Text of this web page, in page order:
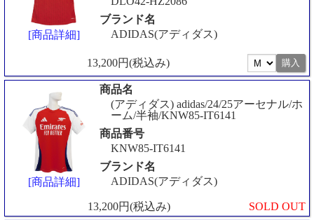
[商品詳細]
ブランド名
ADIDAS(アディダス)
13,200円(税込み)
[商品詳細]
商品名
(アディダス) adidas/24/25アーセナル/ホ
ーム/半袖/KNW85-IT6141
商品番号
KNW85-IT6141
ブランド名
ADIDAS(アディダス)
13,200円(税込み) SOLD OUT